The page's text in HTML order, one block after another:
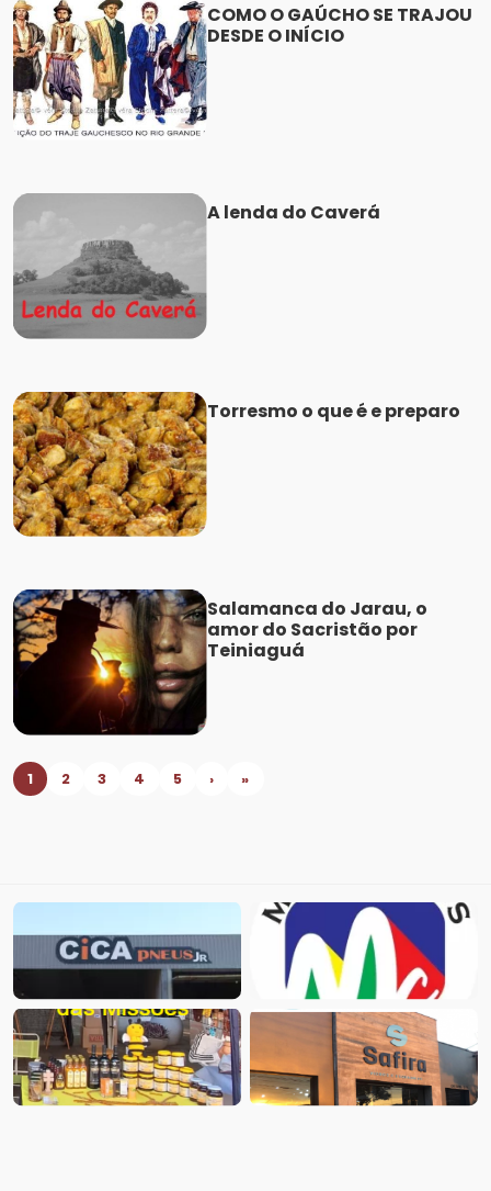
COMO O GAÚCHO SE TRAJOU
DESDE O INÍCIO
A lenda do Caverá
Torresmo o que é e preparo
Salamanca do Jarau, o
amor do Sacristão por
Teiniaguá
1 2 3 4 5 › »